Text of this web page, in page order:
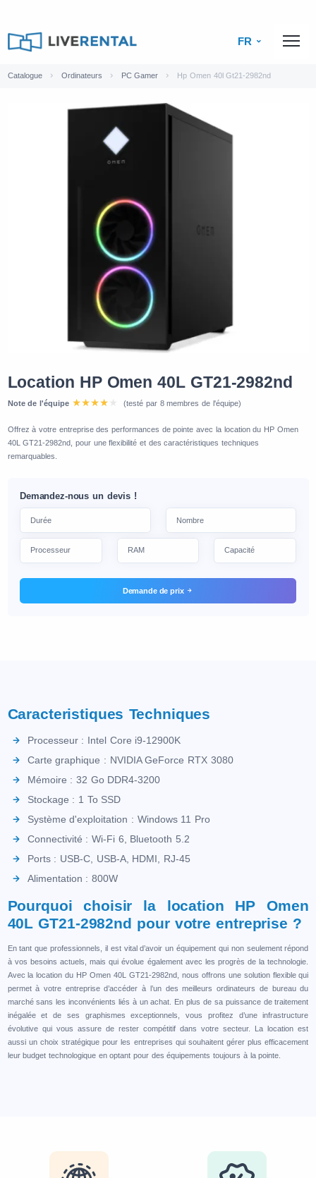
FR
Catalogue Ordinateurs PC Gamer Hp Omen 40l Gt21-2982nd
Location HP Omen 40L GT21-2982nd
Note de l'équipe (testé par 8 membres de l'équipe)
Offrez à votre entreprise des performances de pointe avec la location du HP Omen
40L GT21-2982nd, pour une flexibilité et des caractéristiques techniques
remarquables.
Demandez-nous un devis !
Demande de prix
Caracteristiques Techniques
Processeur : Intel Core i9-12900K
Carte graphique : NVIDIA GeForce RTX 3080
Mémoire : 32 Go DDR4-3200
Stockage : 1 To SSD
Système d'exploitation : Windows 11 Pro
Connectivité : Wi-Fi 6, Bluetooth 5.2
Ports : USB-C, USB-A, HDMI, RJ-45
Alimentation : 800W
Pourquoi choisir la location HP Omen
40L GT21-2982nd pour votre entreprise ?
En tant que professionnels, il est vital d’avoir un équipement qui non seulement répond
à vos besoins actuels, mais qui évolue également avec les progrès de la technologie.
Avec la location du HP Omen 40L GT21-2982nd, nous offrons une solution flexible qui
permet à votre entreprise d’accéder à l’un des meilleurs ordinateurs de bureau du
marché sans les inconvénients liés à un achat. En plus de sa puissance de traitement
inégalée et de ses graphismes exceptionnels, vous profitez d’une infrastructure
évolutive qui vous assure de rester compétitif dans votre secteur. La location est
aussi un choix stratégique pour les entreprises qui souhaitent gérer plus efficacement
leur budget technologique en optant pour des équipements toujours à la pointe.